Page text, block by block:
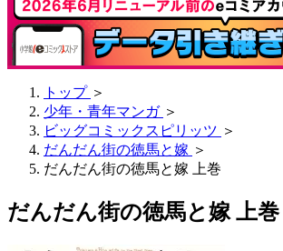
トップ ＞
少年・青年マンガ ＞
ビッグコミックスピリッツ ＞
だんだん街の徳馬と嫁 ＞
だんだん街の徳馬と嫁 上巻
だんだん街の徳馬と嫁 上巻